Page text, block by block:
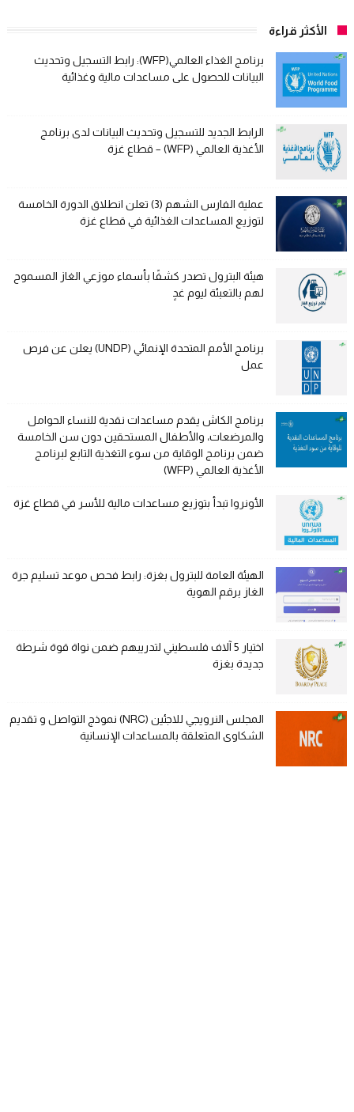
الأكثر قراءة
برنامج الغذاء العالمي(WFP): رابط التسجيل وتحديث
البيانات للحصول على مساعدات مالية وغذائية
الرابط الجديد للتسجيل وتحديث البيانات لدى برنامج
الأغذية العالمي (WFP) – قطاع غزة
عملية الفارس الشهم (3) تعلن انطلاق الدورة الخامسة
لتوزيع المساعدات الغذائية في قطاع غزة
هيئة البترول تصدر كشفًا بأسماء موزعي الغاز المسموح
لهم بالتعبئة ليوم غدٍ
برنامج الأمم المتحدة الإنمائي (UNDP) يعلن عن فرص
عمل
برنامج الكاش يقدم مساعدات نقدية للنساء الحوامل
والمرضعات، والأطفال المستحقين دون سن الخامسة
ضمن برنامج الوقاية من سوء التغذية التابع لبرنامج
الأغذية العالمي (WFP)
الأونروا تبدأ بتوزيع مساعدات مالية للأسر في قطاع غزة
الهيئة العامة للبترول بغزة: رابط فحص موعد تسليم جرة
الغاز برقم الهوية
اختيار 5 آلاف فلسطيني لتدريبهم ضمن نواة قوة شرطة
جديدة بغزة
المجلس النرويجي للاجئين (NRC) نموذج التواصل و تقديم
الشكاوى المتعلقة بالمساعدات الإنسانية